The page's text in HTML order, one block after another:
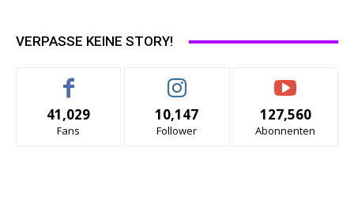
VERPASSE KEINE STORY!
41,029
Fans
10,147
Follower
127,560
Abonnenten